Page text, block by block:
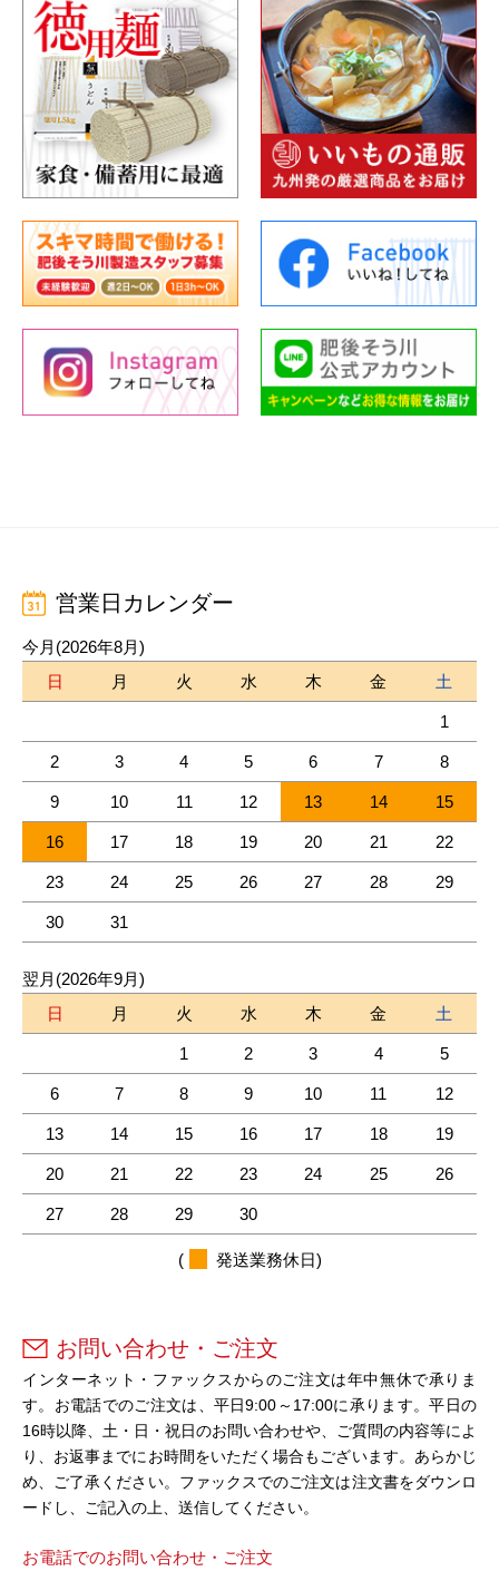
営業日カレンダー
今月(2026年8月)
日
月 火 水 木 金 土
1
2 3 4 5 6 7 8
9 10 11 12 13 14 15
16 17 18 19 20 21 22
23 24 25 26 27 28 29
30 31
翌月(2026年9月)
日
月 火 水 木 金 土
1 2 3 4 5
6 7 8 9 10 11 12
13 14 15 16 17 18 19
20 21 22 23 24 25 26
27 28 29 30
( 発送業務休日)
お問い合わせ・ご注文
インターネット・ファックスからのご注文は年中無休で承りま
す。お電話でのご注文は、平日9:00～17:00に承ります。平日の
16時以降、土・日・祝日のお問い合わせや、ご質問の内容等によ
り、お返事までにお時間をいただく場合もございます。あらかじ
め、ご了承ください。ファックスでのご注文は注文書をダウンロ
ードし、ご記入の上、送信してください。
お電話でのお問い合わせ・ご注文